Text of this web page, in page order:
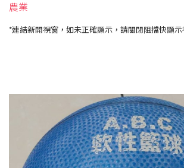
農業
*連結新開視窗，如未正確顯示，請關閉阻擋快顯